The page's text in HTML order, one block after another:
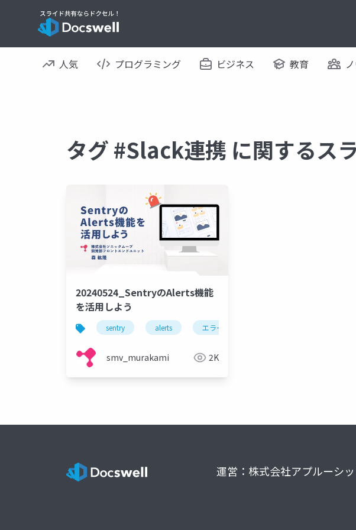
人気 プログラミング ビジネス 教育
タグ #Slack連携 に関するス
20240524_SentryのAlerts機能
を活用しよう
sentry alerts エラー報告
smv_murakami 2K
運営：株式会社アプルーシ